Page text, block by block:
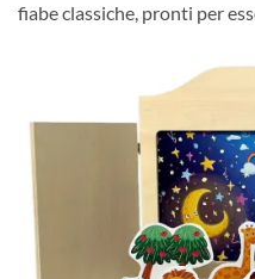
fiabe classiche, pronti per